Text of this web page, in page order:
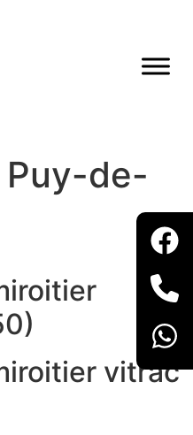
Puy-de-
vitrac